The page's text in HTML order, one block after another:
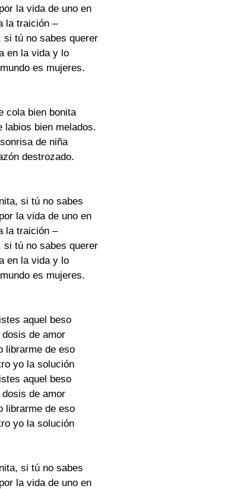
la vida de uno en
la traición –
si tú no sabes querer
en la vida y lo
es mujeres.
cola bien bonita
labios bien melados.
de niña
destrozado.
si tú no sabes
la vida de uno en
la traición –
si tú no sabes querer
en la vida y lo
es mujeres.
aquel beso
de amor
librarme de eso
yo la solución
aquel beso
de amor
librarme de eso
yo la solución
si tú no sabes
la vida de uno en